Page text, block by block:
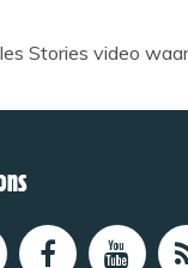
Stories video